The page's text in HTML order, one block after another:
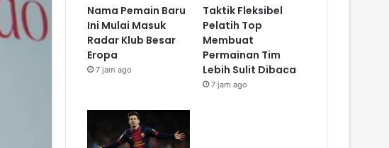
Nama Pemain Baru
Ini Mulai Masuk
Radar Klub Besar
Eropa
7 jam ago
Taktik Fleksibel
Pelatih Top
Membuat
Permainan Tim
Lebih Sulit Dibaca
7 jam ago